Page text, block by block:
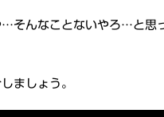
…そんなことないやろ…と思
ましょう。